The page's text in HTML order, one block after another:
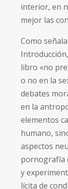
interior, en
mejor las
Como
libro «no
o no en la
debates
en la
elementos
humano,
aspectos
pornografía
y
lícita de